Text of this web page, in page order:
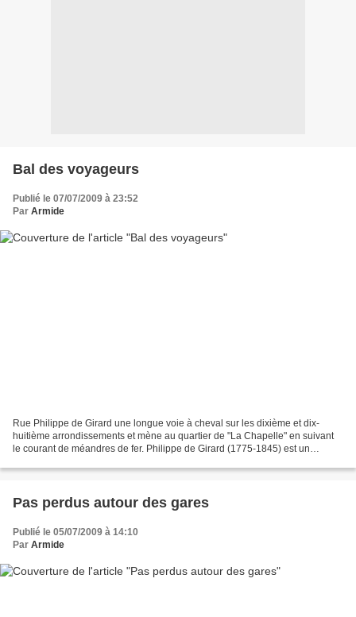
Bal des voyageurs
Publié le 07/07/2009 à 23:52
Par Armide
Rue Philippe de Girard une longue voie à cheval sur les dixième et dix-
huitième arrondissements et mène au quartier de "La Chapelle" en suivant
le courant de méandres de fer. Philippe de Girard (1775-1845) est un
Pas perdus autour des gares
Publié le 05/07/2009 à 14:10
Par Armide